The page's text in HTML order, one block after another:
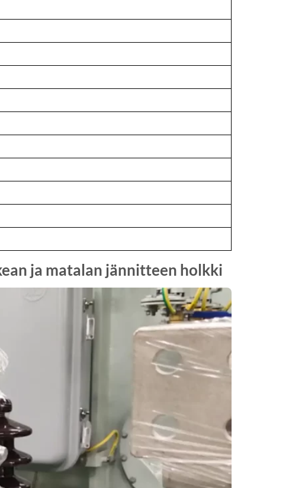
ja matalan jännitteen holkki